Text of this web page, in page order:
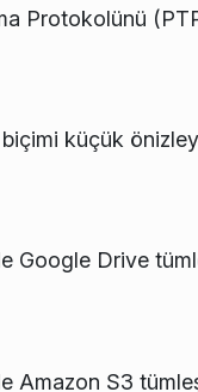
Protokolünü
küçük
Google Drive
Amazon S3